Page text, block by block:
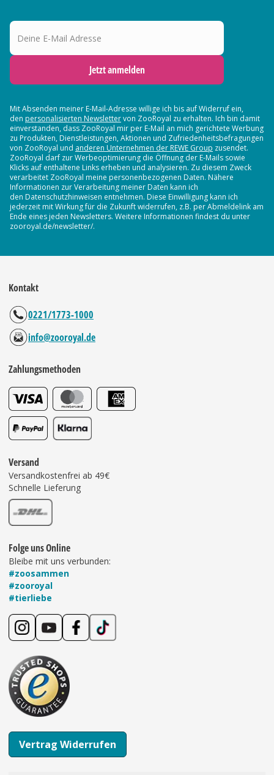
Deine E-Mail Adresse
Jetzt anmelden
Mit Absenden meiner E-Mail-Adresse willige ich bis auf Widerruf ein,
den personalisierten Newslettervon ZooRoyal zu erhalten. Ich bin damit
einverstanden, dass ZooRoyal mir per E-Mail an mich gerichtete Werbung
zu Produkten, Dienstleistungen, Aktionen und Zufriedenheitsbefragungen
von ZooRoyal und anderen Unternehmen der REWE Group zusendet.
ZooRoyal darf zur Werbeoptimierung die Öffnung der E-Mails sowie
Klicks auf enthaltene Links erheben und analysieren. Zu diesem Zweck
verarbeitet ZooRoyal meine personenbezogenen Daten. Nähere
Informationen zur Verarbeitung meiner Daten kann ich
den Datenschutzhinweisen entnehmen. Diese Einwilligung kann ich
jederzeit mit Wirkung für die Zukunft widerrufen, z.B. per Abmeldelink am
Ende eines jeden Newsletters. Weitere Informationen findest du unter
zooroyal.de/newsletter/.
Kontakt
0221/1773-1000
info@zooroyal.de
Zahlungsmethoden
Versand
Versandkostenfrei ab 49€
Schnelle Lieferung
Folge uns Online
Bleibe mit uns verbunden:
#zoosammen
#zooroyal
#tierliebe
Vertrag Widerrufen